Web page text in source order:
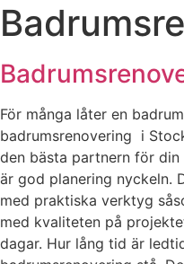
För många låter en
badrumsrenovering i
den bästa partnern för din
är god planering nyckeln.
med praktiska verktyg
med kvaliteten på
dagar. Hur lång tid är